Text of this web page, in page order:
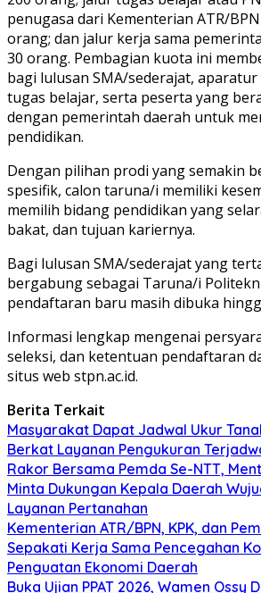
penugasa dari Kementerian ATR/
orang; dan jalur kerja sama
30 orang. Pembagian kuota ini
bagi lulusan SMA/sederajat,
tugas belajar, serta peserta yang
dengan pemerintah daerah untuk
pendidikan.
Dengan pilihan prodi yang semakin
spesifik, calon taruna/i memiliki
memilih bidang pendidikan yang
bakat, dan tujuan kariernya.
Bagi lulusan SMA/sederajat yang
bergabung sebagai Taruna/i
pendaftaran baru masih dibuka
Informasi lengkap mengenai
seleksi, dan ketentuan pendaftaran
situs web stpn.ac.id.
Berita Terkait
Masyarakat Dapat Jadwal Ukur
Berkat Layanan Pengukuran
Rakor Bersama Pemda Se-NTT,
Minta Dukungan Kepala Daerah
Layanan Pertanahan
Kementerian ATR/BPN, KPK, dan
Sepakati Kerja Sama Pencegahan
Penguatan Ekonomi Daerah
Buka Ujian PPAT 2026, Wamen Ossy